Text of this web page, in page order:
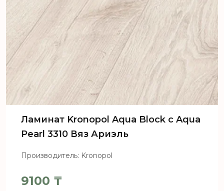
Ламинат Kronopol Aqua Block c Aqua
Pearl 3310 Вяз Ариэль
Производитель: Kronopol
9100 ₸